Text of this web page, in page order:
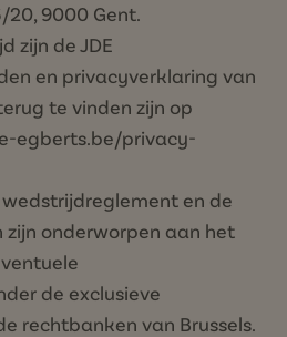
20, 9000 Gent.
zijn de JDE
en privacyverklaring van
te vinden zijn op
egberts.be/privacy-
en de
onderworpen aan het
de exclusieve
rechtbanken van Brussels.